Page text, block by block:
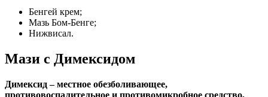
Бенгей крем;
Мазь Бом-Бенге;
Нижвисал.
Мази с Димексидом
Димексид – местное обезболивающее,
противовоспалительное и противомикробное средство,